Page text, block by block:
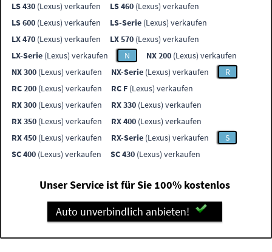
LS 430 (Lexus) verkaufen LS 460 (Lexus) verkaufen
LS 600 (Lexus) verkaufen LS-Serie (Lexus) verkaufen
LX 470 (Lexus) verkaufen LX 570 (Lexus) verkaufen
LX-Serie (Lexus) verkaufen N NX 200 (Lexus) verkaufen
NX 300 (Lexus) verkaufen NX-Serie (Lexus) verkaufen
R
RC 200 (Lexus) verkaufen RC F (Lexus) verkaufen
RX 300 (Lexus) verkaufen RX 330 (Lexus) verkaufen
RX 350 (Lexus) verkaufen RX 400 (Lexus) verkaufen
RX 450 (Lexus) verkaufen RX-Serie (Lexus) verkaufen
S
SC 400 (Lexus) verkaufen SC 430 (Lexus) verkaufen
Unser Service ist für Sie 100% kostenlos
Auto unverbindlich anbieten!